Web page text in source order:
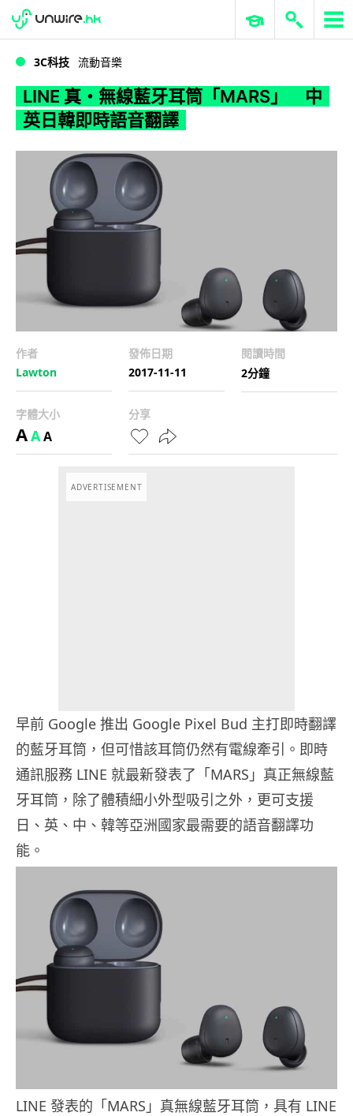
WWDC 2026 ERP 與商業 AI
3C科技 流動音樂
LINE 真・無線藍牙耳筒「MARS」 中
英日韓即時語音翻譯
作者
Lawton
發佈日期
2017-11-11
閱讀時間
2分鐘
字體大小
AAA
分享
ADVERTISEMENT
早前 Google 推出 Google Pixel Bud 主打即時翻譯
的藍牙耳筒，但可惜該耳筒仍然有電線牽引。即時
通訊服務 LINE 就最新發表了「MARS」真正無線藍
牙耳筒，除了體積細小外型吸引之外，更可支援
日、英、中、韓等亞洲國家最需要的語音翻譯功
能。
LINE 發表的「MARS」真無線藍牙耳筒，具有 LINE